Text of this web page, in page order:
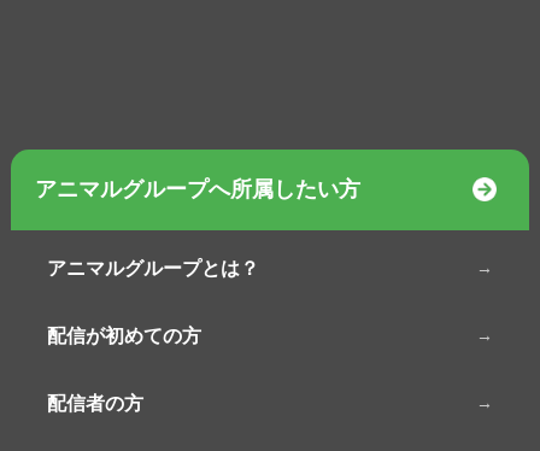
アニマルグループへ所属したい方
アニマルグループとは？
配信が初めての方
配信者の方